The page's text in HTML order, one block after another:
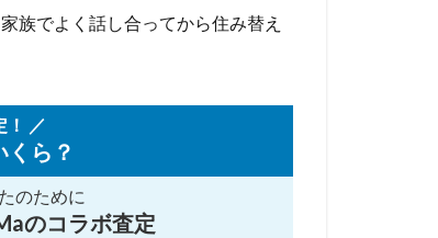
族でよく話し合ってから住み替え
！ ／
ら？
のために
のコラボ査定